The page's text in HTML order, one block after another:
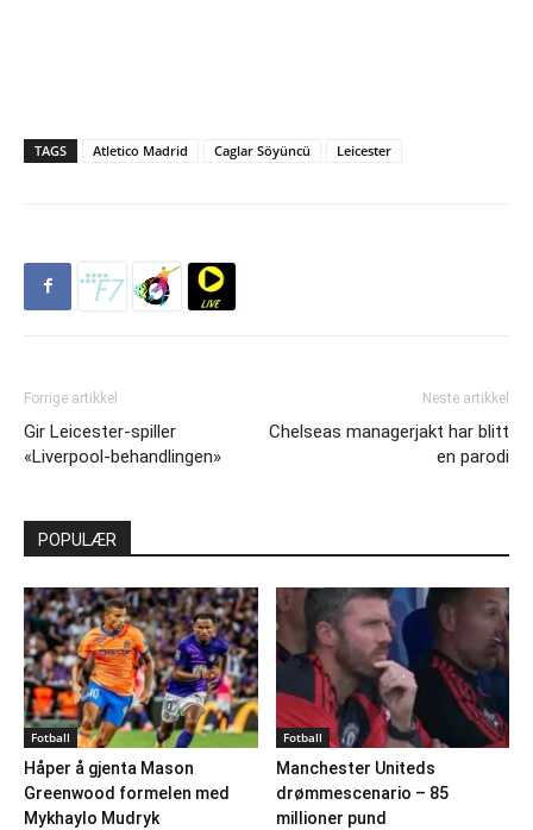
TAGS Atletico Madrid Caglar Söyüncü Leicester
Forrige artikkel
Gir Leicester-spiller
«Liverpool-behandlingen»
Neste artikkel
Chelseas managerjakt har blitt
en parodi
POPULÆR
Fotball
Håper å gjenta Mason
Greenwood formelen med
Mykhaylo Mudryk
Fotball
Manchester Uniteds
drømmescenario – 85
millioner pund